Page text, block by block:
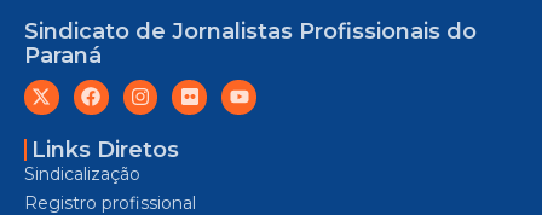
Sindicato de Jornalistas Profissionais do
Paraná
Links Diretos
Sindicalização
Registro profissional